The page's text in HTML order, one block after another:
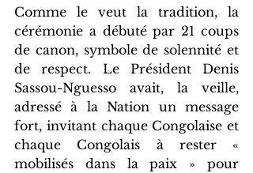
Comme le veut la tradition, la
cérémonie a débuté par 21 coups
de canon, symbole de solennité et
de respect. Le Président Denis
Sassou-Nguesso avait, la veille,
adressé à la Nation un message
fort, invitant chaque Congolaise et
chaque Congolais à rester «
mobilisés dans la paix » pour